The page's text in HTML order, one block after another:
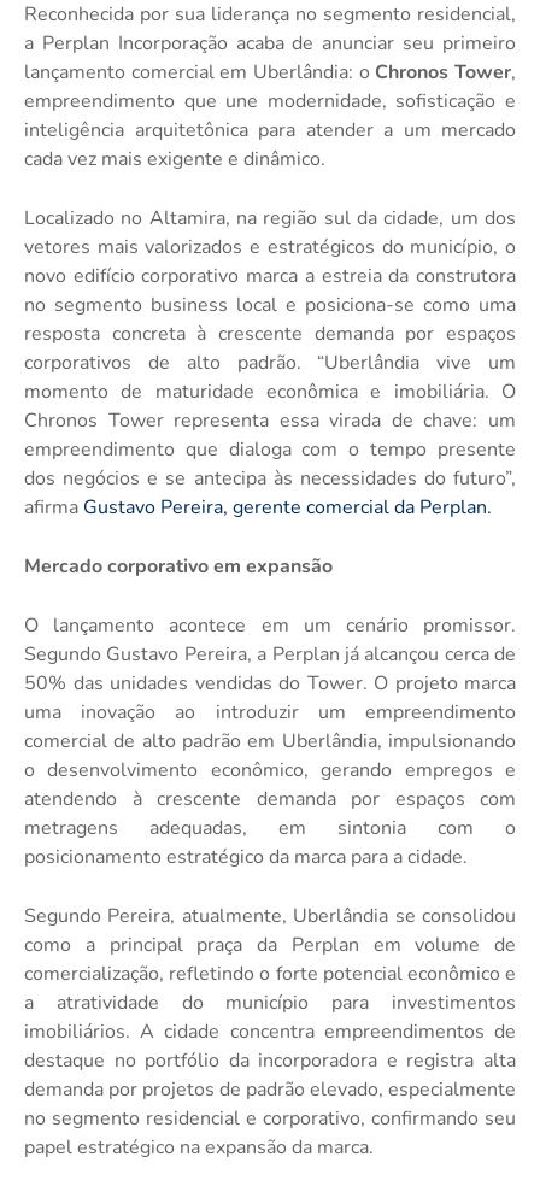
Reconhecida por sua liderança no segmento residencial,
a Perplan Incorporação acaba de anunciar seu primeiro
lançamento comercial em Uberlândia: o Chronos Tower,
empreendimento que une modernidade, sofisticação e
inteligência arquitetônica para atender a um mercado
cada vez mais exigente e dinâmico.
Localizado no Altamira, na região sul da cidade, um dos
vetores mais valorizados e estratégicos do município, o
novo edifício corporativo marca a estreia da construtora
no segmento business local e posiciona-se como uma
resposta concreta à crescente demanda por espaços
corporativos de alto padrão. “Uberlândia vive um
momento de maturidade econômica e imobiliária. O
Chronos Tower representa essa virada de chave: um
empreendimento que dialoga com o tempo presente
dos negócios e se antecipa às necessidades do futuro”,
afirma Gustavo Pereira, gerente comercial da Perplan.
Mercado corporativo em expansão
O lançamento acontece em um cenário promissor.
Segundo Gustavo Pereira, a Perplan já alcançou cerca de
50% das unidades vendidas do Tower. O projeto marca
uma inovação ao introduzir um empreendimento
comercial de alto padrão em Uberlândia, impulsionando
o desenvolvimento econômico, gerando empregos e
atendendo à crescente demanda por espaços com
metragens adequadas, em sintonia com o
posicionamento estratégico da marca para a cidade.
Segundo Pereira, atualmente, Uberlândia se consolidou
como a principal praça da Perplan em volume de
comercialização, refletindo o forte potencial econômico e
a atratividade do município para investimentos
imobiliários. A cidade concentra empreendimentos de
destaque no portfólio da incorporadora e registra alta
demanda por projetos de padrão elevado, especialmente
no segmento residencial e corporativo, confirmando seu
papel estratégico na expansão da marca.